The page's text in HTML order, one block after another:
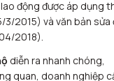
động được áp dụng
3/2015) và văn bản sửa
2018).
diễn ra nhanh chóng,
quan, doanh nghiệp